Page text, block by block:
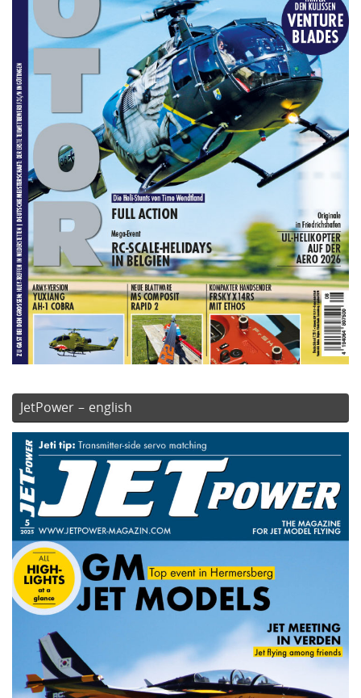
JetPower – english